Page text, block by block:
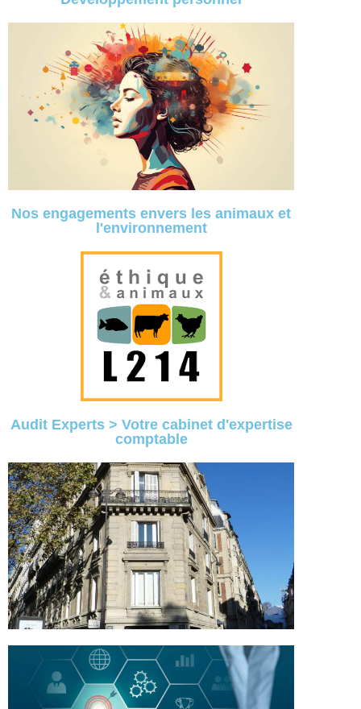
Nos engagements envers les animaux et
l'environnement
Audit Experts > Votre cabinet d'expertise
comptable